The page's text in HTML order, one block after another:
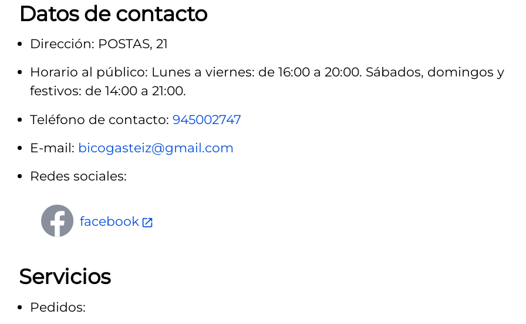
Datos de contacto
Dirección: POSTAS, 21
Horario al público: Lunes a viernes: de 16:00 a 20:00. Sábados, domingos y
festivos: de 14:00 a 21:00.
Teléfono de contacto: 945002747
E-mail: bicogasteiz@gmail.com
Redes sociales:
facebook
Servicios
Pedidos: